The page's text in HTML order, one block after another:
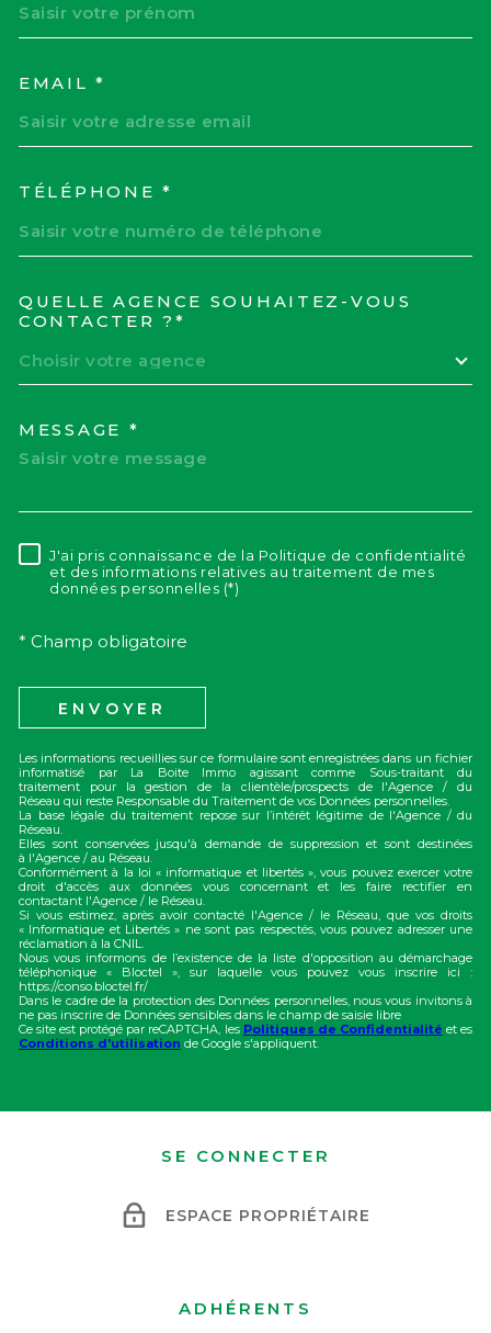
EMAIL *
TÉLÉPHONE *
QUELLE AGENCE SOUHAITEZ-VOUS
CONTACTER ?*
Choisir votre agence
MESSAGE *
RÈGLEMENTATION
J'ai pris connaissance de la Politique de confidentialité
et des informations relatives au traitement de mes
données personnelles (*)
* Champ obligatoire
ENVOYER
Les informations recueillies sur ce formulaire sont enregistrées dans un fichier
informatisé par La Boite Immo agissant comme Sous-traitant du
traitement pour la gestion de la clientèle/prospects de l'Agence / du
Réseau qui reste Responsable du Traitement de vos Données personnelles.
La base légale du traitement repose sur l’intérêt légitime de l'Agence / du
Réseau.
Elles sont conservées jusqu'à demande de suppression et sont destinées
à l'Agence / au Réseau.
Conformément à la loi « informatique et libertés », vous pouvez exercer votre
droit d'accès aux données vous concernant et les faire rectifier en
contactant l'Agence / le Réseau.
Si vous estimez, après avoir contacté l'Agence / le Réseau, que vos droits
« Informatique et Libertés » ne sont pas respectés, vous pouvez adresser une
réclamation à la CNIL.
Nous vous informons de l’existence de la liste d'opposition au démarchage
téléphonique « Bloctel », sur laquelle vous pouvez vous inscrire ici :
https://conso.bloctel.fr/
Dans le cadre de la protection des Données personnelles, nous vous invitons à
ne pas inscrire de Données sensibles dans le champ de saisie libre
Ce site est protégé par reCAPTCHA, les Politiques de Confidentialité et es
Conditions d'utilisation de Google s'appliquent.
SE CONNECTER
ESPACE PROPRIÉTAIRE
ADHÉRENTS